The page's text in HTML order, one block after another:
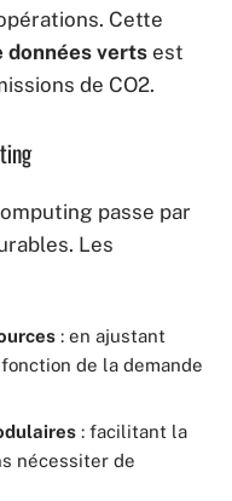
Cette
données verts est
de CO2.
passe par
Les
: en ajustant
de la demande
: facilitant la
nécessiter de